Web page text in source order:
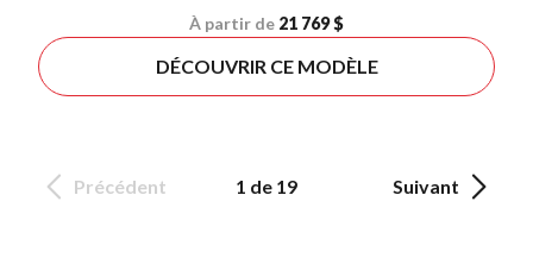
À partir de 21 769 $
DÉCOUVRIR CE MODÈLE
Précédent 1 de 19 Suivant